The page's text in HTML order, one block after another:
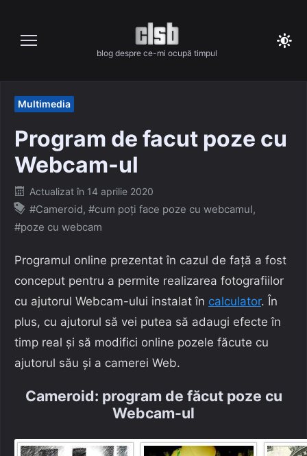
content
blog despre ce-mi ocupă timpul
Multimedia
Program de facut poze cu
Webcam-ul
Posted
on
Actualizat în 14 aprilie 2020
#Cameroid, #cum poți face poze cu webcamul,
#poze cu webcam
Programul online prezentat în cazul de față a fost
conceput pentru a permite realizarea fotografiilor
cu ajutorul Webcam-ului instalat în calculator. În
plus, cu ajutorul să vei putea să adaugi efecte în
timp real și să modifici online pozele făcute cu
ajutorul său și a camerei Web.
Cameroid: program de făcut poze cu
Webcam-ul